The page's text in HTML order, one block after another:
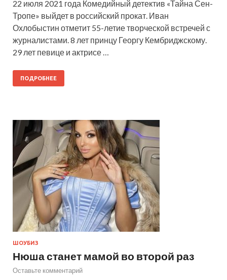
22 июля 2021 года Комедийный детектив «Тайна Сен-
Тропе» выйдет в российский прокат. Иван
Охлобыстин отметит 55-летие творческой встречей с
журналистами. 8 лет принцу Георгу Кембриджскому.
29 лет певице и актрисе …
ПОДРОБНЕЕ
ШОУБИЗ
Нюша станет мамой во второй раз
Оставьте комментарий